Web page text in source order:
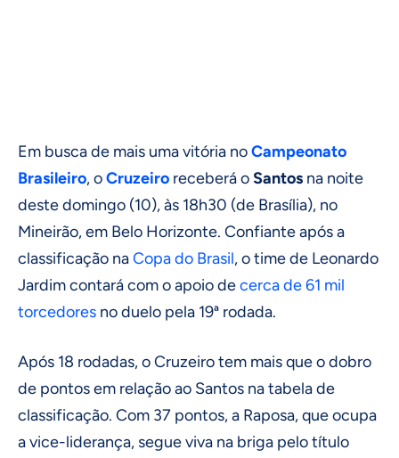
Em busca de mais uma vitória noCampeonato
Brasileiro, oCruzeiro receberá oSantos na noite
deste domingo (10), às 18h30 (de Brasília), no
Mineirão, em Belo Horizonte. Confiante após a
classificação naCopa do Brasil, o time de Leonardo
Jardim contará com o apoio decerca de 61 mil
torcedores no duelo pela 19ª rodada.
Após 18 rodadas, o Cruzeiro tem mais que o dobro
de pontos em relação ao Santos na tabela de
classificação. Com 37 pontos, a Raposa, que ocupa
a vice-liderança, segue viva na briga pelo título